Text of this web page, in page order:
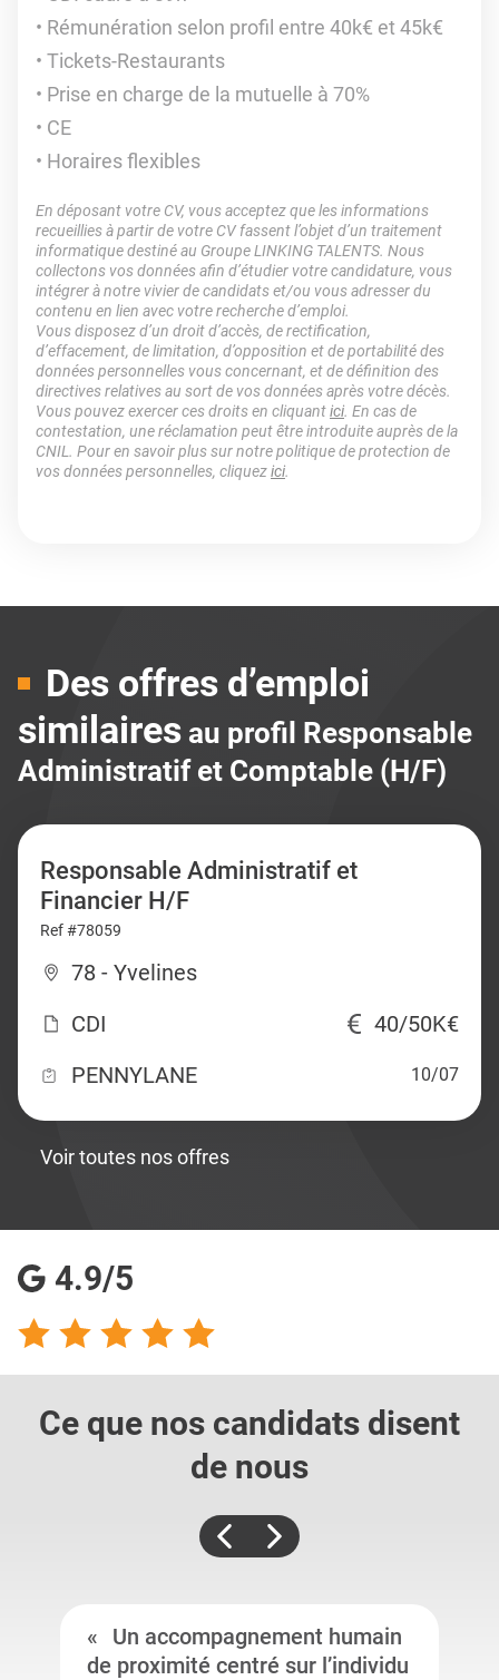
Rémunération selon profil entre 40k€ et 45k€
Tickets-Restaurants
Prise en charge de la mutuelle à 70%
CE
Horaires flexibles
En déposant votre CV, vous acceptez que les informations
recueillies à partir de votre CV fassent l’objet d’un traitement
informatique destiné au Groupe LINKING TALENTS. Nous
collectons vos données afin d’étudier votre candidature, vous
intégrer à notre vivier de candidats et/ou vous adresser du
contenu en lien avec votre recherche d’emploi.
Vous disposez d’un droit d’accès, de rectification,
d’effacement, de limitation, d’opposition et de portabilité des
données personnelles vous concernant, et de définition des
directives relatives au sort de vos données après votre décès.
Vous pouvez exercer ces droits en cliquantici. En cas de
contestation, une réclamation peut être introduite auprès de la
CNIL. Pour en savoir plus sur notre politique de protection de
vos données personnelles, cliquezici.
Des offres d’emploi
similaires au profil Responsable
Administratif et Comptable (H/F)
Responsable Administratif et
Financier H/F
Ref #78059
78 - Yvelines
CDI
40/50K€
PENNYLANE
10/07
Voir toutes nos offres
4.9/5
Ce que nos candidats disent
de nous
Un accompagnement humain
de proximité centré sur l’individu